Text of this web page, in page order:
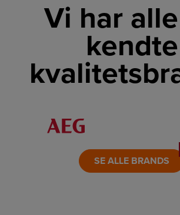
Vi har
kendte
LINK
SE ALLE BRANDS